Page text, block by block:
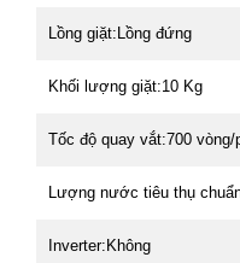
Lồng giặt:Lồng đứng
Khối lượng giặt:10 Kg
Tốc độ quay vắt:700 vòng/
Lượng nước tiêu thụ
Inverter:Không